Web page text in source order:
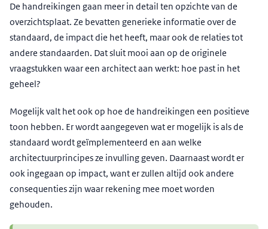
De handreikingen gaan meer in detail ten opzichte van de
overzichtsplaat. Ze bevatten generieke informatie over de
standaard, de impact die het heeft, maar ook de relaties tot
andere standaarden. Dat sluit mooi aan op de originele
vraagstukken waar een architect aan werkt: hoe past in het
geheel?
Mogelijk valt het ook op hoe de handreikingen een positieve
toon hebben. Er wordt aangegeven wat er mogelijk is als de
standaard wordt geïmplementeerd en aan welke
architectuurprincipes ze invulling geven. Daarnaast wordt er
ook ingegaan op impact, want er zullen altijd ook andere
consequenties zijn waar rekening mee moet worden
gehouden.